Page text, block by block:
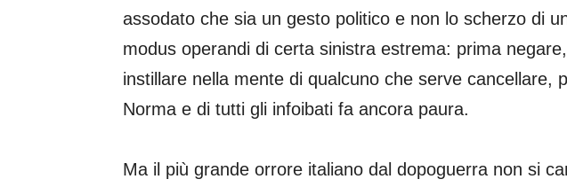
assodato che sia un gesto politico e non lo scherzo di
modus operandi di certa sinistra estrema: prima
instillare nella mente di qualcuno che serve cancellare,
Norma e di tutti gli infoibati fa ancora paura.
Ma il più grande orrore italiano dal dopoguerra non si